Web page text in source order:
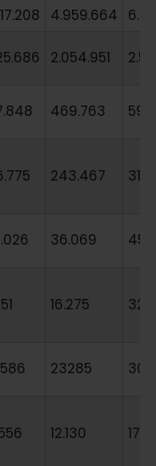
4.959.664
2.054.951
469.763
243.467
36.069
16.275
23285
12.130